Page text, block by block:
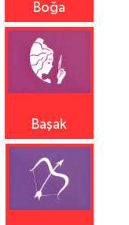
Boğa
Başak